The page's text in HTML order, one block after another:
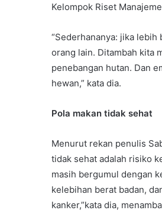
Kelompok Riset
“Sederhananya: jika
orang lain. Ditambah kita
penebangan hutan. Dan
hewan,” kata dia.
Pola makan tidak sehat
Menurut rekan penulis
tidak sehat adalah risiko
masih bergumul dengan
kelebihan berat badan,
kanker,”kata dia,